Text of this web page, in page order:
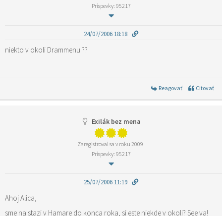
Príspevky: 95217
24/07/2006 18:18
niekto v okoli Drammenu ??
Reagovať Citovať
Exilák bez mena
Zaregistroval sa v roku 2009
Príspevky: 95217
25/07/2006 11:19
Ahoj Alica,
sme na stazi v Hamare do konca roka, si este niekde v okoli? See ya!